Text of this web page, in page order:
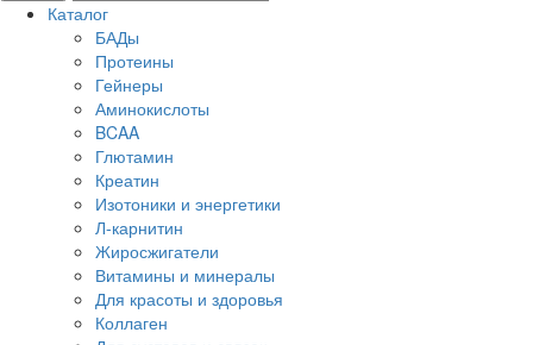
Каталог
БАДы
Протеины
Гейнеры
Аминокислоты
BCAA
Глютамин
Креатин
Изотоники и энергетики
Л-карнитин
Жиросжигатели
Витамины и минералы
Для красоты и здоровья
Коллаген